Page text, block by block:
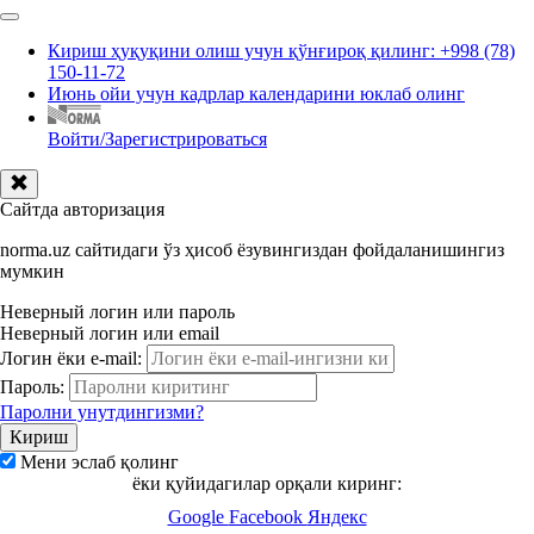
Кириш ҳуқуқини олиш учун қўнғироқ қилинг: +998 (78)
150-11-72
Июнь ойи учун кадрлар календарини юклаб олинг
Войти/Зарегистрироваться
Сайтда авторизация
norma.uz сайтидаги ўз ҳисоб ёзувингиздан фойдаланишингиз
мумкин
Неверный логин или пароль
Неверный логин или email
Логин ёки e-mail:
Пароль:
Паролни унутдингизми?
Мени эслаб қолинг
ёки қуйидагилар орқали киринг:
Google Facebook Яндекс